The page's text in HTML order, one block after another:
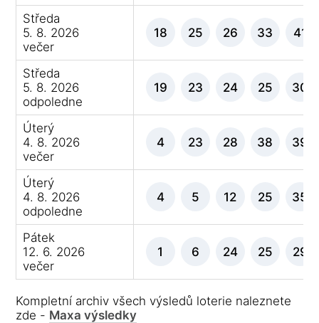
Středa
5. 8. 2026
večer
18 25 26 33 41
Středa
5. 8. 2026
odpoledne
19 23 24 25 30
Úterý
4. 8. 2026
večer
4 23 28 38 39
Úterý
4. 8. 2026
odpoledne
4 5 12 25 35
Pátek
12. 6. 2026
večer
1 6 24 25 29
Kompletní archiv všech výsledů loterie naleznete
zde - Maxa výsledky